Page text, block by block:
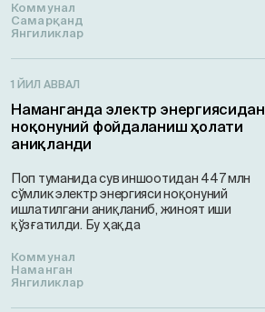
Коммунал
Самарқанд
Янгиликлар
1 ЙИЛ АВВАЛ
Наманганда электр энергиясидан
ноқонуний фойдаланиш ҳолати
аниқланди
Поп туманида сув иншоотидан 447 млн
сўмлик электр энергияси ноқонуний
ишлатилгани аниқланиб, жиноят иши
қўзғатилди. Бy ҳақда
Коммунал
Наманган
Янгиликлар